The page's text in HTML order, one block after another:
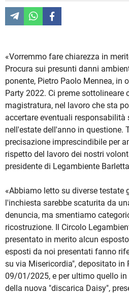
«Vorremmo fare chiarezza in
Procura sui presunti danni
ponente, Pietro Paolo Mennea, in
Party 2022. Ci preme sottolineare
magistratura, nel lavoro che sta
accertare eventuali
nell'estate dell'anno in questione.
precisazione imprescindibile per
rispetto del lavoro dei nostri
presidente di Legambiente
«Abbiamo letto su diverse testate
l'inchiesta sarebbe scaturita da
denuncia, ma smentiamo
ricostruzione. Il Circolo
presentato in merito alcun
esposti da noi presentati fanno
su via Misericordia", depositato in
09/01/2025, e per ultimo quello
della nuova "discarica Daisy",